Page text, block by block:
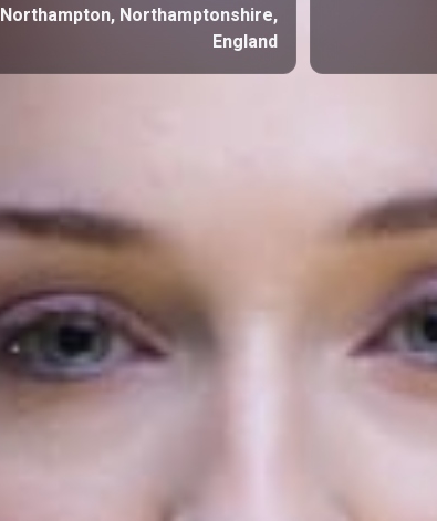
Northampton, Northamptonshire,
England